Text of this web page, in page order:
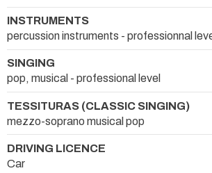
INSTRUMENTS
percussion instruments - professionnal
SINGING
pop, musical - professional level
TESSITURAS (CLASSIC SINGING)
mezzo-soprano musical pop
DRIVING LICENCE
Car